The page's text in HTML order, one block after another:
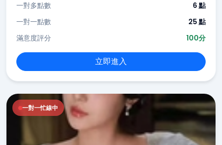
一對多點數
6 點
一對一點數
25 點
滿意度評分
100分
立即進入
一對一忙線中